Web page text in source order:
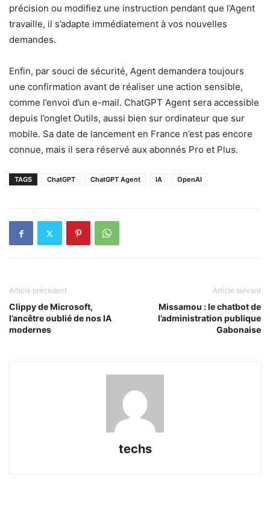
précision ou modifiez une instruction pendant que l’Agent
travaille, il s’adapte immédiatement à vos nouvelles
demandes.
Enfin, par souci de sécurité, Agent demandera toujours
une confirmation avant de réaliser une action sensible,
comme l’envoi d’un e-mail. ChatGPT Agent sera accessible
depuis l’onglet Outils, aussi bien sur ordinateur que sur
mobile. Sa date de lancement en France n’est pas encore
connue, mais il sera réservé aux abonnés Pro et Plus.
TAGS ChatGPT ChatGPT Agent IA OpenAI
Article précédent
Clippy de Microsoft,
l’ancêtre oublié de nos IA
modernes
Article suivant
Missamou : le chatbot de
l’administration publique
Gabonaise
techs